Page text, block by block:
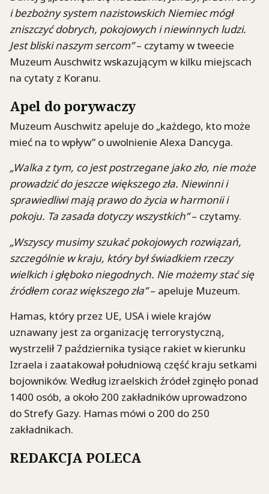
i bezbożny system nazistowskich Niemiec mógł
zniszczyć dobrych, pokojowych i niewinnych ludzi.
Jest bliski naszym sercom”– czytamy w tweecie
Muzeum Auschwitz wskazującym w kilku miejscach
na cytaty z Koranu.
Apel do porywaczy
Muzeum Auschwitz apeluje do „każdego, kto może
mieć na to wpływ” o uwolnienie Alexa Dancyga.
„Walka z tym, co jest postrzegane jako zło, nie może
prowadzić do jeszcze większego zła. Niewinni i
sprawiedliwi mają prawo do życia w harmonii i
pokoju. Ta zasada dotyczy wszystkich”– czytamy.
„Wszyscy musimy szukać pokojowych rozwiązań,
szczególnie w kraju, który był świadkiem rzeczy
wielkich i głęboko niegodnych. Nie możemy stać się
źródłem coraz większego zła”– apeluje Muzeum.
Hamas, który przez UE, USA i wiele krajów
uznawany jest za organizację terrorystyczną,
wystrzelił 7 października tysiące rakiet w kierunku
Izraela i zaatakował południową część kraju setkami
bojowników. Według izraelskich źródeł zginęło ponad
1400 osób, a około 200 zakładników uprowadzono
do Strefy Gazy. Hamas mówi o 200 do 250
zakładnikach.
REDAKCJA POLECA